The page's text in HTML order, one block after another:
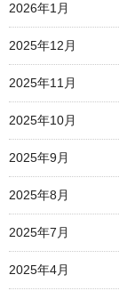
2026年1月
2025年12月
2025年11月
2025年10月
2025年9月
2025年8月
2025年7月
2025年4月